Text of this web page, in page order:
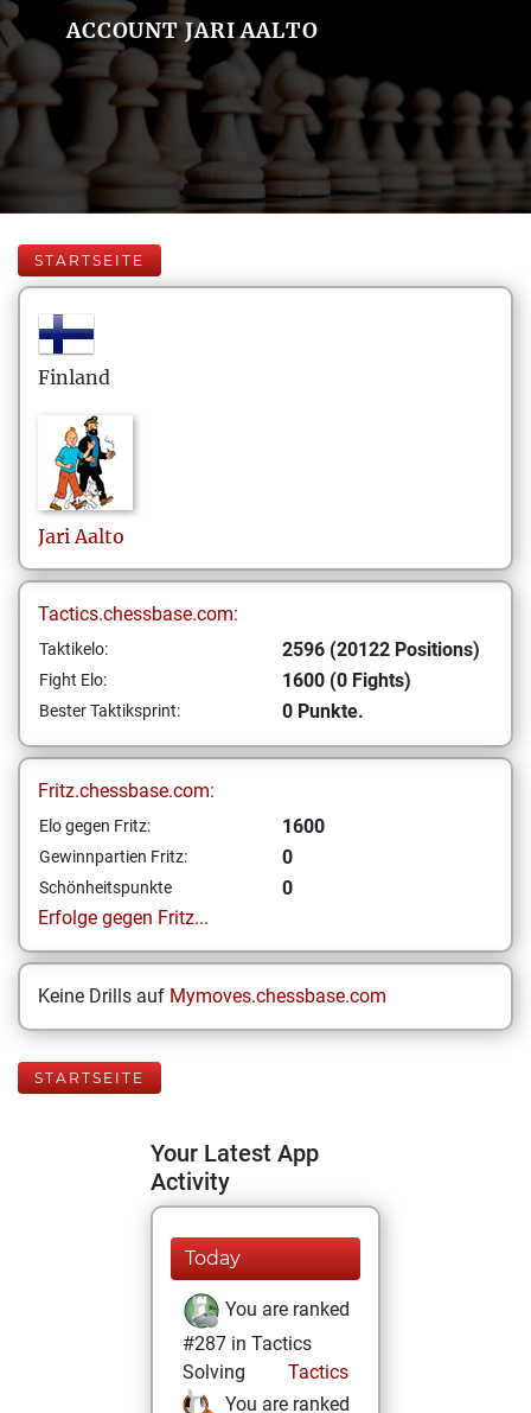
ACCOUNT JARI AALTO
STARTSEITE
Finland
Jari Aalto
Tactics.chessbase.com:
Taktikelo: 2596 (20122 Positions)
Fight Elo: 1600 (0 Fights)
Bester Taktiksprint: 0 Punkte.
Fritz.chessbase.com:
Elo gegen Fritz: 1600
Gewinnpartien Fritz: 0
Schönheitspunkte
0
Erfolge gegen Fritz...
Keine Drills auf Mymoves.chessbase.com
STARTSEITE
Your Latest App
Activity
Today
You are ranked
#287 in Tactics
Solving
Tactics
You are ranked